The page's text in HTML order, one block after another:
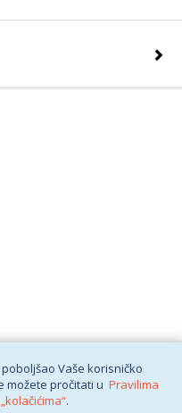
Vaše korisničko
možete pročitati u Pravilima
.